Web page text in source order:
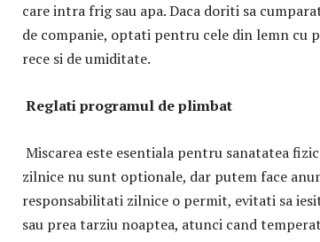
care intra frig sau apa. Daca doriti sa
de companie, optati pentru cele din lemn cu
rece si de umiditate.
Reglati programul de plimbat
Miscarea este esentiala pentru sanatatea
zilnice nu sunt optionale, dar putem face
responsabilitati zilnice o permit, evitati sa
sau prea tarziu noaptea, atunci cand